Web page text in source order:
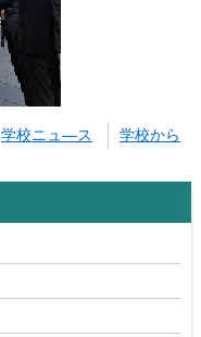
学校ニュ―ス 学校から